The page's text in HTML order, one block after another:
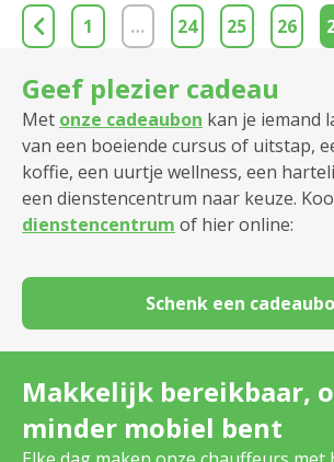
1
… 24 25 26
Geef plezier cadeau
Met onze cadeaubon kan je iemand
van een boeiende cursus of uitstap,
koffie, een uurtje wellness, een
een dienstencentrum naar keuze.
dienstencentrum of hier online:
Schenk een
Makkelijk bereikbaar,
minder mobiel bent